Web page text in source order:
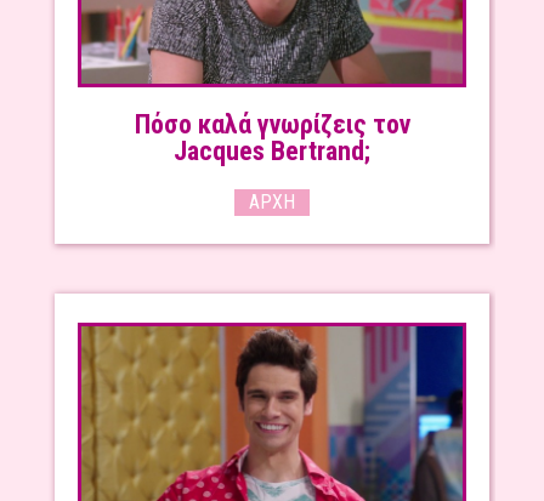
Πόσο καλά γνωρίζεις τον
Jacques Bertrand;
ΑΡΧΉ